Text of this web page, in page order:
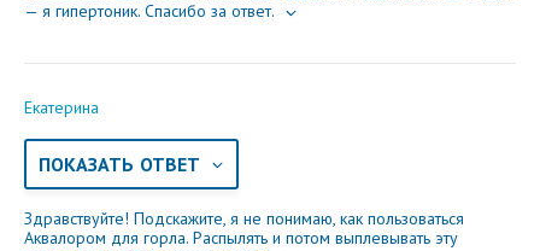
— я гипертоник. Спасибо за ответ.
Екатерина
ПОКАЗАТЬ ОТВЕТ
Здравствуйте! Подскажите, я не понимаю, как пользоваться
Аквалором для горла. Распылять и потом выплевывать эту